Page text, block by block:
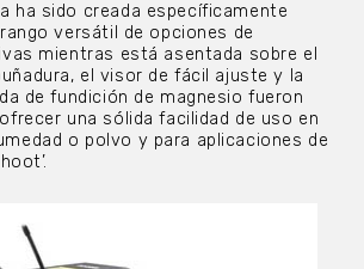
ha sido creada específicamente
versátil de opciones de
mientras está asentada sobre el
el visor de fácil ajuste y la
de fundición de magnesio fueron
una sólida facilidad de uso en
o polvo y para aplicaciones de